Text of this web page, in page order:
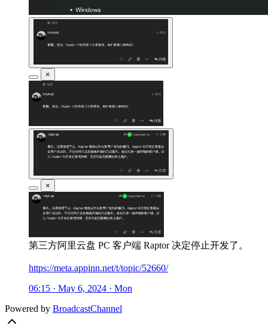
×
×
第三方阿里云盘 PC 客户端 Raptor 决定停止开发了。
https://meta.appinn.net/t/topic/52660/
06:15 · May 6, 2024 · Mon
Powered by BroadcastChannel